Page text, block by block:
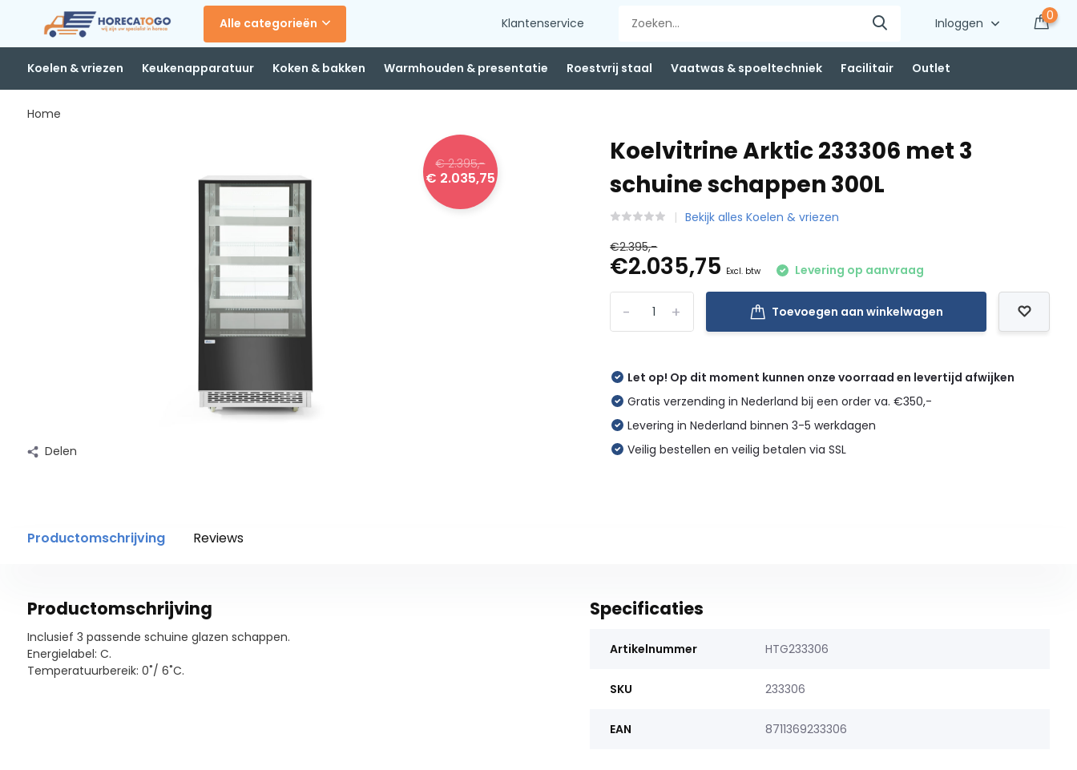
Alle categorieën Klantenservice Inloggen
0
Koelen & vriezen Keukenapparatuur Koken & bakken Warmhouden & presentatie Roestvrij staal Vaatwas & spoeltechniek Facilitair Outlet
Home
€ 2.395,-
€ 2.035,75
Delen
Koelvitrine Arktic 233306 met 3
schuine schappen 300L
Bekijk alles Koelen & vriezen
€2.395,-
€2.035,75 Excl. btw Levering op aanvraag
+
- Toevoegen aan winkelwagen
Let op! Op dit moment kunnen onze voorraad en levertijd afwijken
Gratis verzending in Nederland bij een order va. €350,-
Levering in Nederland binnen 3-5 werkdagen
Veilig bestellen en veilig betalen via SSL
Productomschrijving Reviews
Productomschrijving
Inclusief 3 passende schuine glazen schappen.
Energielabel: C.
Temperatuurbereik: 0˚/ 6˚C.
Specificaties
Artikelnummer HTG233306
SKU 233306
EAN 8711369233306